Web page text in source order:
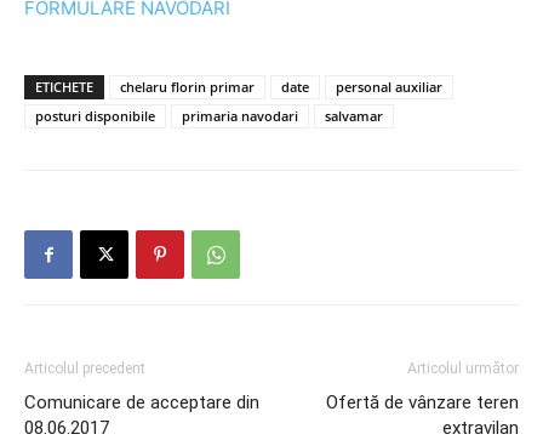
FORMULARE NAVODARI
ETICHETE chelaru florin primar date
personal auxiliar
posturi disponibile
primaria navodari salvamar
Articolul precedent
Comunicare de acceptare din
08.06.2017
Articolul următor
Ofertă de vânzare teren
extravilan